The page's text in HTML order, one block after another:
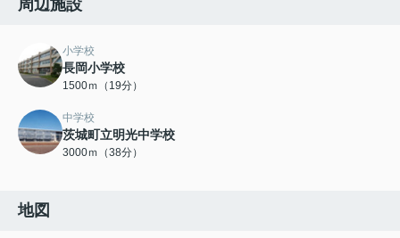
周辺施設
小学校
長岡小学校
1500ｍ（19分）
中学校
茨城町立明光中学校
3000ｍ（38分）
地図